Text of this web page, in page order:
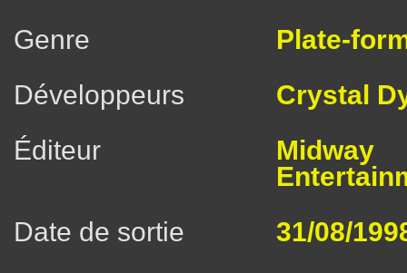
Genre
Plate-
Développeurs
Crystal
Éditeur
Date de sortie
31/08/